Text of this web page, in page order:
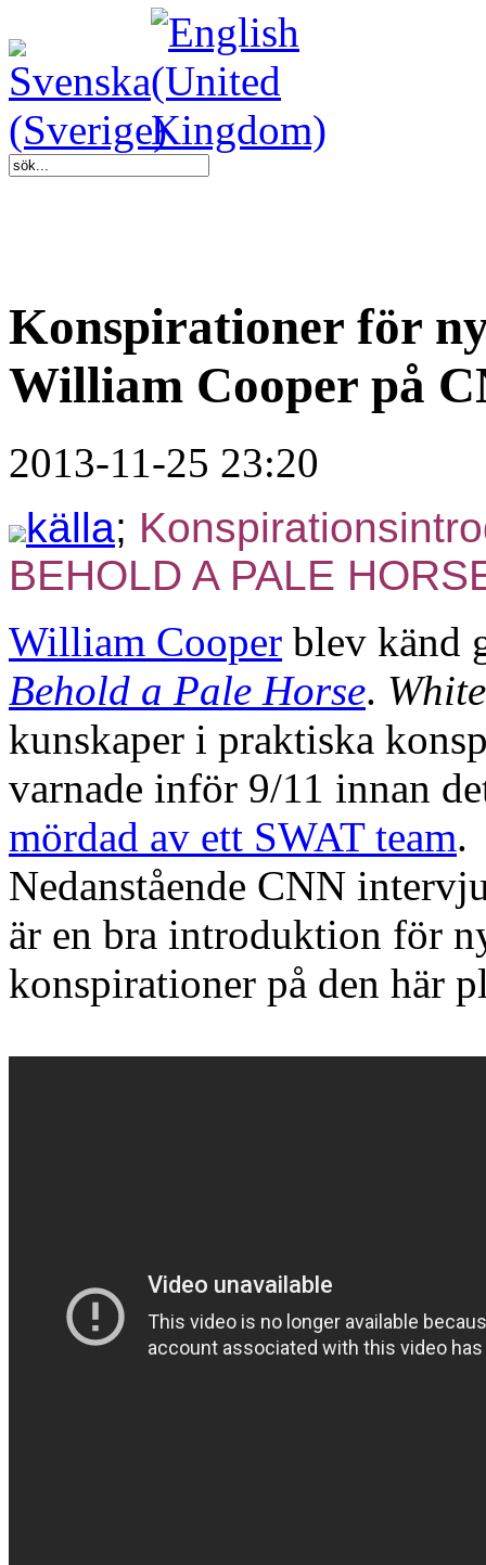
Konspirationer för
William Cooper på
2013-11-25 23:20
källa;
BEHOLD A PALE
William Cooper blev känd
Behold a Pale Horse.
kunskaper i praktiska
varnade inför 9/11 innan
mördad av ett SWAT team.
Nedanstående CNN
är en bra introduktion för
konspirationer på den här